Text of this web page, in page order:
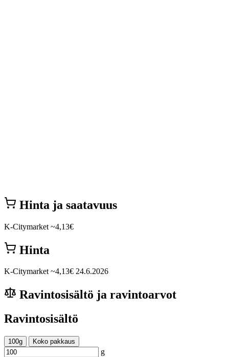
Hinta ja saatavuus
K-Citymarket ~4,13€
Hinta
K-Citymarket ~4,13€ 24.6.2026
Ravintosisältö ja ravintoarvot
Ravintosisältö
100g Koko pakkaus
g